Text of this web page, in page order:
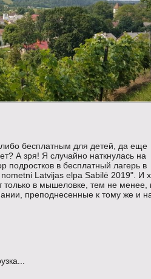
бесплатным для детей, да еще
А зря! Я случайно наткнулась на
подростков в бесплатный лагерь в
Latvijas elpa Sabilē 2019". И
в мышеловке, тем не менее,
преподнесенные к тому же и